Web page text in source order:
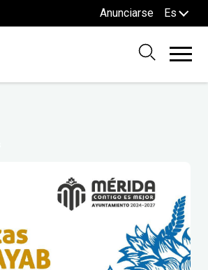
Anunciarse Es